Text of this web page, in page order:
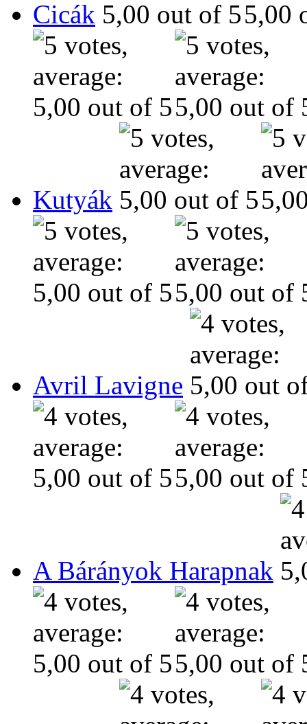
Cicák
Kutyák
Avril Lavigne
A Bárányok Harapnak